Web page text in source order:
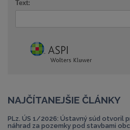
Text:
NAJČÍTANEJŠIE ČLÁNKY
PLz. ÚS 1/2026: Ústavný súd otvoril
náhrad za pozemky pod stavbami